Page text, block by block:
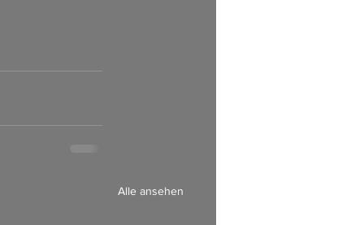
Alle ansehen